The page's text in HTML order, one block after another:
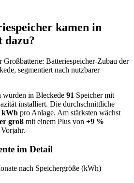
kamen in
dazu?
Großbatterie: Batteriespeicher-Zubau der
segmentiert nach nutzbarer
wurden in Bleckede 91 Speicher mit
installiert. Die durchschnittliche
kWh pro Anlage. Am stärksten wächst
groß mit einem Plus von +9 %
im Detail
nach Speichergröße (kWh)